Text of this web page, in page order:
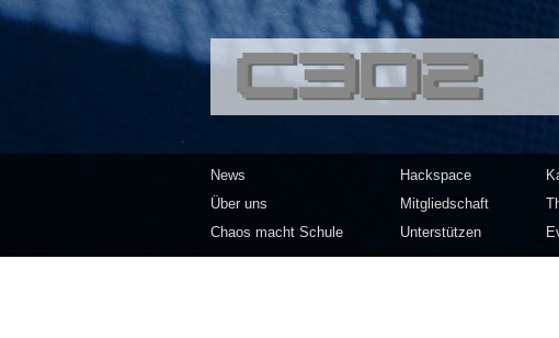
<<</>> Chaos
News
Über uns
Chaos macht Schule
Hackspace
Mitgliedschaft
Unterstützen